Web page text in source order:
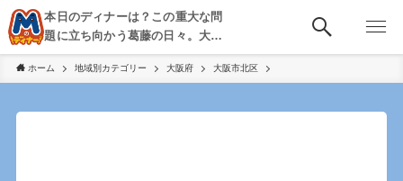
本日のディナーは？この重大な問
題に立ち向かう葛藤の日々。大
阪・京都・神戸を中心とした食べ
歩き、飲み歩きを綴る。
ホーム 地域別カテゴリー 大阪府 大阪市北区